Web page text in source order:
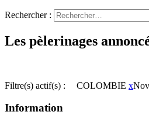
Rechercher :
Les pèlerinages
Filtre(s) actif(s) : COLOMBIE x
Information